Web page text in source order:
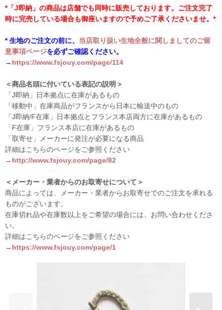
*「J即納」の商品は店舗でも同時に販売しております。ご注文完了
時に完売している場合も御座いますので予めご了承くださいませ。*
* 生地のご注文の前に、 当店取り扱い生地全般に関しましてのご留
意事項ページを必ずご確認ください。
→ https://www.fsjouy.com/page/114
＜商品名頭に付いている表記の説明＞
「J即納」日本拠点に在庫があるもの
「移動中」在庫商品がフランスから日本に輸送中のもの
「J即納/F在庫」日本拠点とフランス本店両方に在庫があるもの
「F在庫」フランス本店に在庫があるもの
「取寄せ」メーカーに発注が必要になる商品
詳細はこちらのページをご参照ください
→ http://www.fsjouy.com/page/82
＜メーカー・業者からのお取寄せについて＞
商品によっては、メーカー・業者からお取寄せでのご注文を承れる
ものがございます。
在庫切れ品や在庫数以上をご希望の場合には、お問い合わせくださ
い。
詳細はこちらのページをご参照ください
→ https://www.fsjouy.com/page/1